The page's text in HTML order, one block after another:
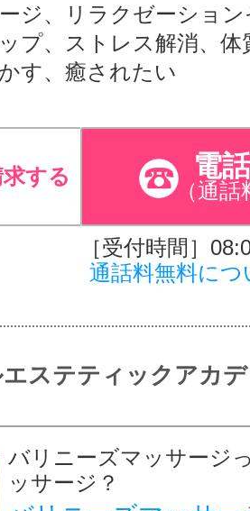
ジ、リラクゼーショ
プ、ストレス解消、体
す、癒されたい
する 電
（通話
［受付時間］
通話料無料につ
ステティックアカ
バリニーズマッサージ
ッサージ？